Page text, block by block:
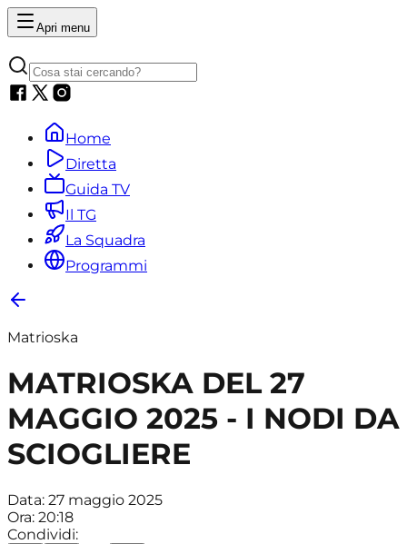
Apri menu
Home
Diretta
Guida TV
Il TG
La Squadra
Programmi
Matrioska
MATRIOSKA DEL 27
MAGGIO 2025 - I NODI DA
SCIOGLIERE
Data: 27 maggio 2025
Ora: 20:18
Condividi: